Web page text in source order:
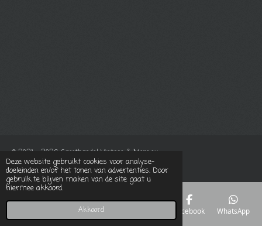
Deze website gebruikt cookies voor analyse-
doeleinden en/of het tonen van advertenties. Door
gebruik te blijven maken van de site gaat u
hiermee akkoord.
Akkoord
© 2021 - 2026 Groothandel Vintage & More.eu
Powered byJouwWeb
Telefoonnummer Facebook WhatsApp